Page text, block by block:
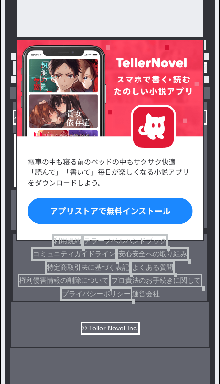
トップ 「ゆあ」最新作：ジョルノくんに言わせてみ
小説を探す
小説コンテスト応募・公募
出版・メディアミックス作品
ジャンルから探す
恋愛・ロマンス
ファンタジー・異世界・SF
ドラマ
利用規約 テラーノベルハンドブック
コミュニティガイドライン 安心安全への取り組み
特定商取引法に基づく表記 よくある質問
権利侵害情報の削除について プロ責法のお手続きに関して
プライバシーポリシー 運営会社
© Teller Novel Inc.